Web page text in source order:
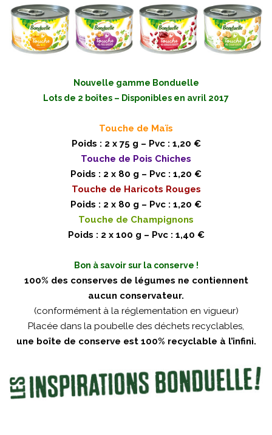
Nouvelle gamme Bonduelle
Lots de 2 boîtes – Disponibles en avril 2017
Touche de Maïs
Poids : 2 x 75 g – Pvc : 1,20 €
Touche de Pois Chiches
Poids : 2 x 80 g – Pvc : 1,20 €
Touche de Haricots Rouges
Poids : 2 x 80 g – Pvc : 1,20 €
Touche de Champignons
Poids : 2 x 100 g – Pvc : 1,40 €
Bon à savoir sur la conserve !
100% des conserves de légumes ne contiennent
aucun conservateur.
(conformément à la réglementation en vigueur)
Placée dans la poubelle des déchets recyclables,
une boîte de conserve est 100% recyclable à l’infini.